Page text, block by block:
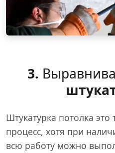
3.
Штукатурка потолка
процесс, хотя при
всю работу можно